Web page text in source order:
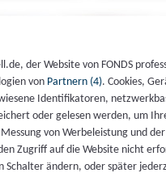
der Website von FONDS
von Partnern (4). Cookies,
Identifikatoren,
oder gelesen werden, um
von Werbeleistung und
Zugriff auf die Website nicht
Schalter ändern, oder später